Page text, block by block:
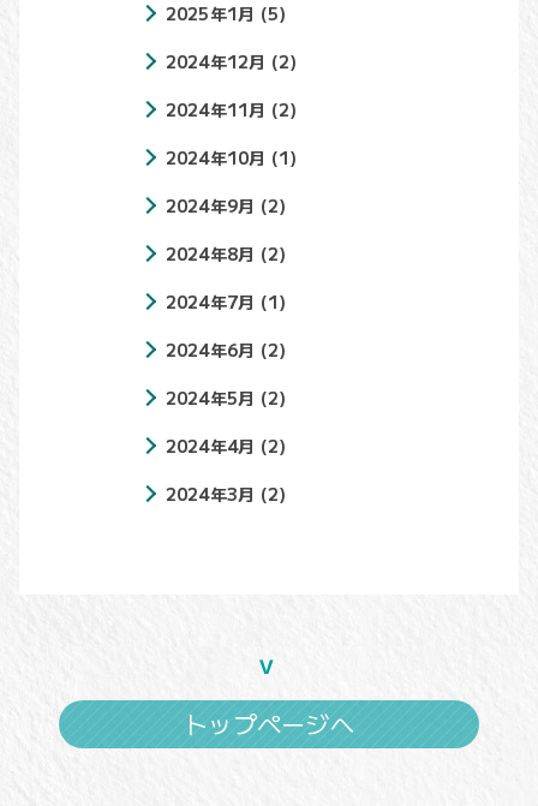
2025年1月 (5)
2024年12月 (2)
2024年11月 (2)
2024年10月 (1)
2024年9月 (2)
2024年8月 (2)
2024年7月 (1)
2024年6月 (2)
2024年5月 (2)
2024年4月 (2)
2024年3月 (2)
トップページへ